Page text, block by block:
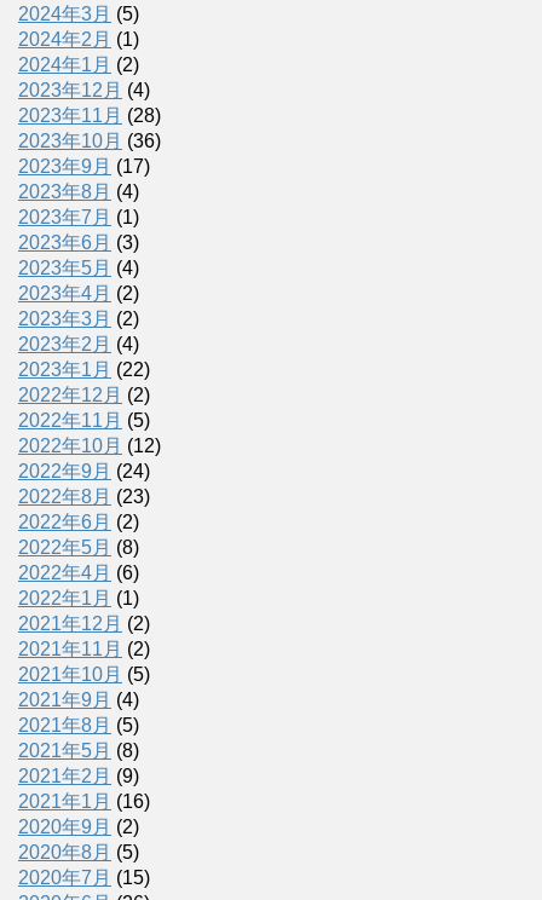
2024年3月 (5)
2024年2月 (1)
2024年1月 (2)
2023年12月 (4)
2023年11月 (28)
2023年10月 (36)
2023年9月 (17)
2023年8月 (4)
2023年7月 (1)
2023年6月 (3)
2023年5月 (4)
2023年4月 (2)
2023年3月 (2)
2023年2月 (4)
2023年1月 (22)
2022年12月 (2)
2022年11月 (5)
2022年10月 (12)
2022年9月 (24)
2022年8月 (23)
2022年6月 (2)
2022年5月 (8)
2022年4月 (6)
2022年1月 (1)
2021年12月 (2)
2021年11月 (2)
2021年10月 (5)
2021年9月 (4)
2021年8月 (5)
2021年5月 (8)
2021年2月 (9)
2021年1月 (16)
2020年9月 (2)
2020年8月 (5)
2020年7月 (15)